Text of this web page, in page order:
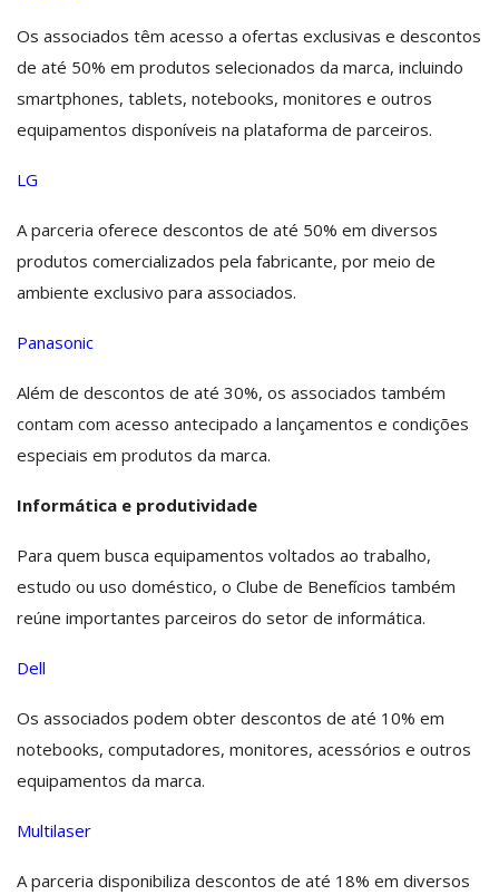
Os associados têm acesso a ofertas exclusivas e descontos
de até 50% em produtos selecionados da marca, incluindo
smartphones, tablets, notebooks, monitores e outros
equipamentos disponíveis na plataforma de parceiros.
LG
A parceria oferece descontos de até 50% em diversos
produtos comercializados pela fabricante, por meio de
ambiente exclusivo para associados.
Panasonic
Além de descontos de até 30%, os associados também
contam com acesso antecipado a lançamentos e condições
especiais em produtos da marca.
Informática e produtividade
Para quem busca equipamentos voltados ao trabalho,
estudo ou uso doméstico, o Clube de Benefícios também
reúne importantes parceiros do setor de informática.
Dell
Os associados podem obter descontos de até 10% em
notebooks, computadores, monitores, acessórios e outros
equipamentos da marca.
Multilaser
A parceria disponibiliza descontos de até 18% em diversos